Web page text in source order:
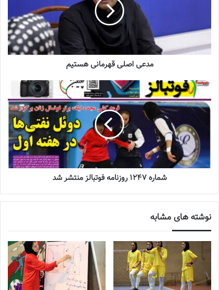
برگزاری اردوی انتخابی تیم ملی فوتسال
بانوان
2023-08-01
پالایش نفت آبادان- نفت امیدیه
مهرعظام تهران- مس رفسنجان
فولاد هرمزگان- ملی حفاری اهواز
سپاهان اصفهان هم در این هفته با قرعه استراحت رو به رو شد.
برنامه مسابقات لیگ برتر فوتسال زنان
مدعی اصلی قهرمانی هستیم
شماره 1247 روزنامه فوتبالز منتشر شد
نوشته های مشابه